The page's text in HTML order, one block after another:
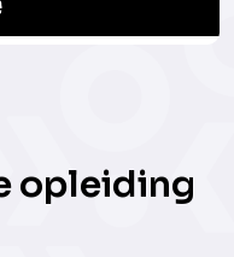
opleiding